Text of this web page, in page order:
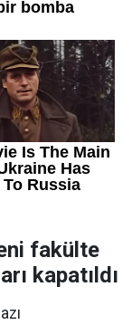
fakülte
kapatıldı